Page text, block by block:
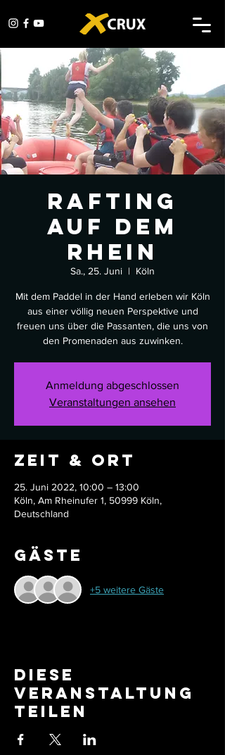
Rafting
auf dem
Rhein
Sa., 25. Juni
  |
Köln
Mit dem Paddel in der Hand erleben wir Köln
aus einer völlig neuen Perspektive und
freuen uns über die Passanten, die uns von
den Promenaden aus zuwinken.
Anmeldung abgeschlossen
Veranstaltungen ansehen
Zeit & Ort
25. Juni 2022, 10:00 – 13:00
Köln, Am Rheinufer 1, 50999 Köln,
Deutschland
Gäste
+5 weitere Gäste
Diese
Veranstaltung
teilen